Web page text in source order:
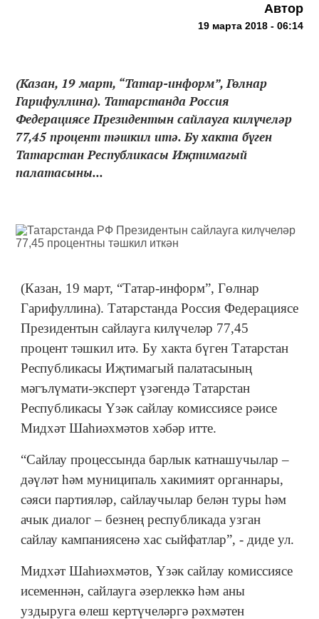
Автор
19 марта 2018 - 06:14
(Казан, 19 март, “Татар-информ”, Гөлнар
Гарифуллина). Татарстанда Россия
Федерациясе Президентын сайлауга килүчеләр
77,45 процент тәшкил итә. Бу хакта бүген
Татарстан Республикасы Иҗтимагый
палатасыны...
(Казан, 19 март, “Татар-информ”, Гөлнар
Гарифуллина). Татарстанда Россия Федерациясе
Президентын сайлауга килүчеләр 77,45
процент тәшкил итә. Бу хакта бүген Татарстан
Республикасы Иҗтимагый палатасының
мәгълүмати-эксперт үзәгендә Татарстан
Республикасы Үзәк сайлау комиссиясе рәисе
Мидхәт Шаһиәхмәтов хәбәр итте.
“Сайлау процессында барлык катнашучылар –
дәүләт һәм муниципаль хакимият органнары,
сәяси партияләр, сайлаучылар белән туры һәм
ачык диалог – безнең республикада узган
сайлау кампаниясенә хас сыйфатлар”, - диде ул.
Мидхәт Шаһиәхмәтов, Үзәк сайлау комиссиясе
исеменнән, сайлауга әзерлеккә һәм аны
уздыруга өлеш кертүчеләргә рәхмәтен